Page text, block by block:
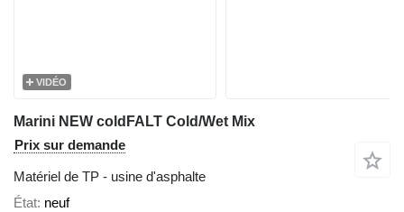
VIDÉO
Marini NEW coldFALT Cold/Wet Mix
Prix sur demande
Matériel de TP - usine d'asphalte
État neuf